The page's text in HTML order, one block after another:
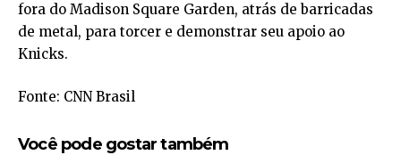
fora do Madison Square Garden, atrás de barricadas
de metal, para torcer e demonstrar seu apoio ao
Knicks.
Fonte: CNN Brasil
Você pode gostar também